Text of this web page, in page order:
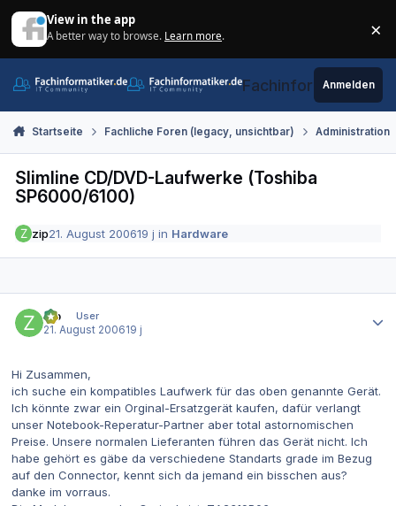
View in the app
A better way to browse. Learn more. ×
Fachinformatiker.de
Anmelden
Startseite Fachliche Foren (legacy, unsichtbar) Administration
Slimline CD/DVD-Laufwerke (Toshiba
SP6000/6100)
zip21. August 200619 j in Hardware
zip
User
21. August 200619 j
Hi Zusammen,
ich suche ein kompatibles Laufwerk für das oben genannte Gerät.
Ich könnte zwar ein Orginal-Ersatzgerät kaufen, dafür verlangt
unser Notebook-Reperatur-Partner aber total astornomischen
Preise. Unsere normalen Lieferanten führen das Gerät nicht. Ich
habe gehört es gäbe da verschiedene Standarts grade im Bezug
auf den Connector, kennt sich da jemand ein bisschen aus?
danke im vorraus.